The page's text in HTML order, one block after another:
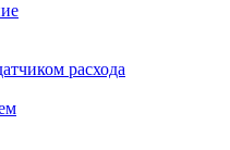
расхода